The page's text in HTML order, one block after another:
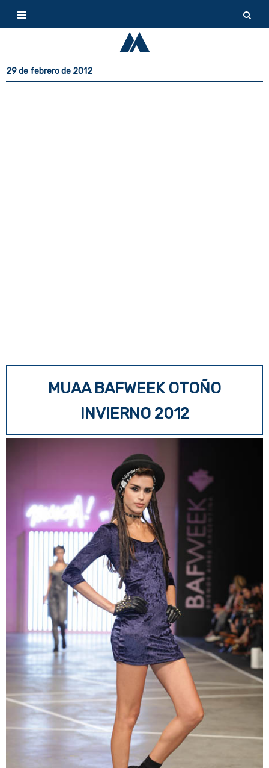
29 de febrero de 2012
MUAA BAFWEEK OTOÑO
INVIERNO 2012